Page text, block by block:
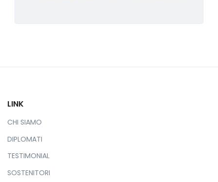
LINK
CHI SIAMO
DIPLOMATI
TESTIMONIAL
SOSTENITORI